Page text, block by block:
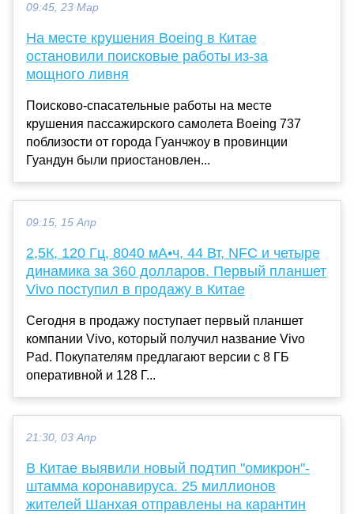
09:45, 23 Мар
На месте крушения Boeing в Китае
остановили поисковые работы из-за
мощного ливня
Поисково-спасательные работы на месте
крушения пассажирского самолета Boeing 737
поблизости от города Гуанчжоу в провинции
Гуандун были приостановлен...
09:15, 15 Апр
2,5К, 120 Гц, 8040 мА•ч, 44 Вт, NFC и четыре
динамика за 360 долларов. Первый планшет
Vivo поступил в продажу в Китае
Сегодня в продажу поступает первый планшет
компании Vivo, который получил название Vivo
Pad. Покупателям предлагают версии с 8 ГБ
оперативной и 128 Г...
21:30, 03 Апр
В Китае выявили новый подтип "омикрон"-
штамма коронавируса. 25 миллионов
жителей Шанхая отправлены на карантин